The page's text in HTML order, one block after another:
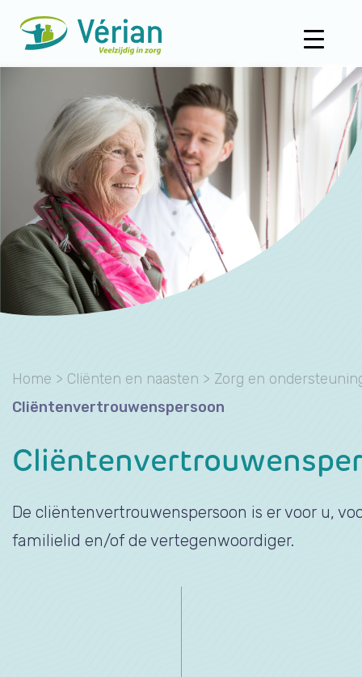
Home > Cliënten en naasten > Zorg en
Cliëntenvertrouwenspersoon
De cliëntenvertrouwenspersoon is er voor u,
familielid en/of de vertegenwoordiger.